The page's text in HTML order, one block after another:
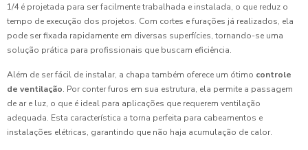
1/4 é projetada para ser facilmente trabalhada e instalada, o que reduz o
tempo de execução dos projetos. Com cortes e furações já realizados, ela
pode ser fixada rapidamente em diversas superfícies, tornando-se uma
solução prática para profissionais que buscam eficiência.
Além de ser fácil de instalar, a chapa também oferece um ótimo controle
de ventilação. Por conter furos em sua estrutura, ela permite a passagem
de ar e luz, o que é ideal para aplicações que requerem ventilação
adequada. Esta característica a torna perfeita para cabeamentos e
instalações elétricas, garantindo que não haja acumulação de calor.